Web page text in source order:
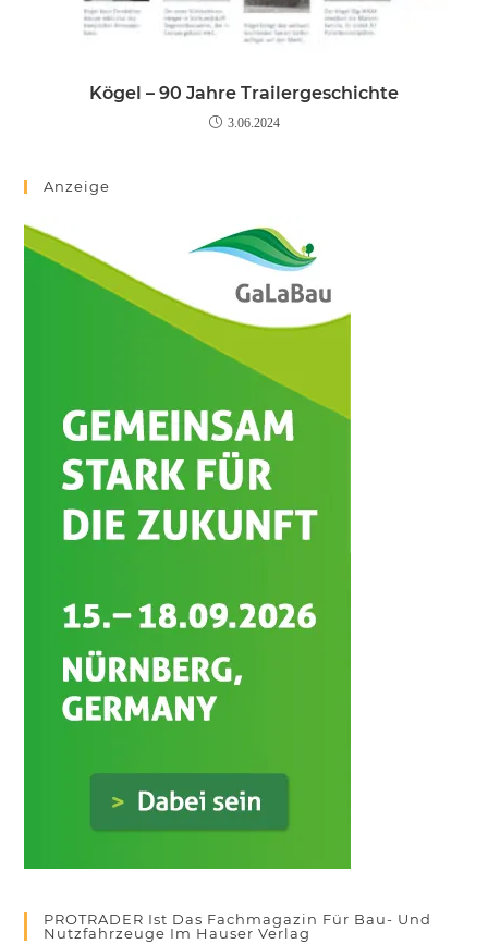
Kögel – 90 Jahre Trailergeschichte
3.06.2024
Anzeige
PROTRADER Ist Das Fachmagazin Für Bau- Und
Nutzfahrzeuge Im Hauser Verlag